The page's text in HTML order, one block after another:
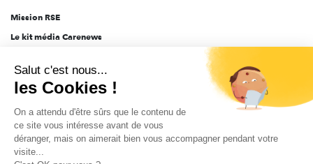
Mission RSE
Le kit média Carenews
AEF info
Novethic
PRODURABLE
Inclusiv Day
Salut c'est nous...
les Cookies !
On a attendu d'être sûrs que le contenu de
ce site vous intéresse avant de vous
déranger, mais on aimerait bien vous accompagner pendant votre
visite...